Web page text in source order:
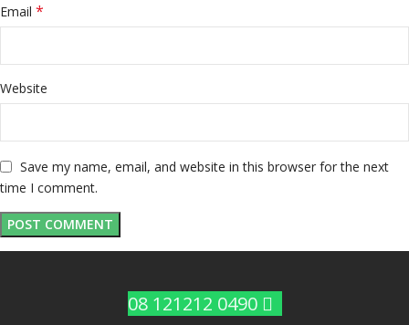
Email *
Website
Save my name, email, and website in this browser for the next
time I comment.
08 121212 0490